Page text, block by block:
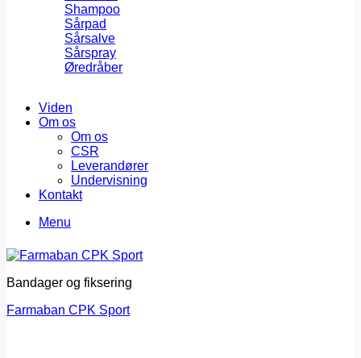
Shampoo
Sårpad
Sårsalve
Sårspray
Øredråber
Viden
Om os
Om os
CSR
Leverandører
Undervisning
Kontakt
Menu
Bandager og fiksering
Farmaban CPK Sport